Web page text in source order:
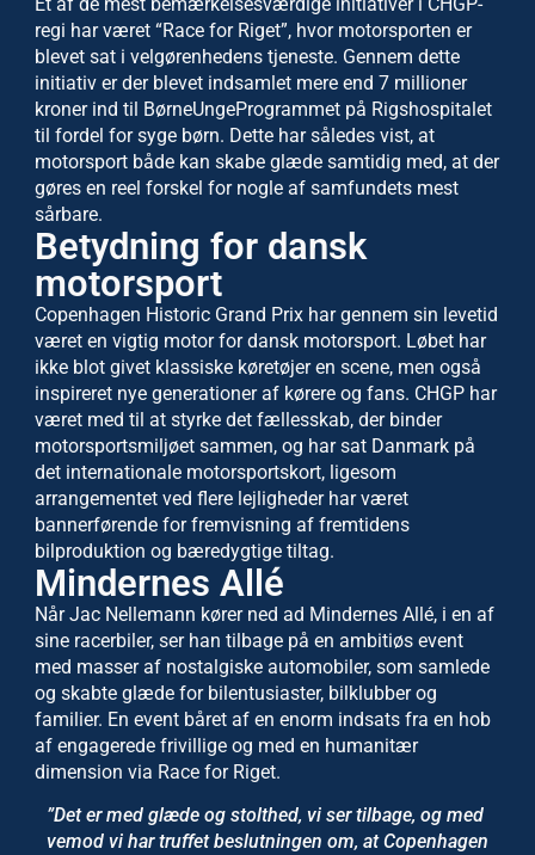
regi har været “Race for Riget”, hvor motorsporten er
blevet sat i velgørenhedens tjeneste. Gennem dette
initiativ er der blevet indsamlet mere end 7 millioner
kroner ind til BørneUngeProgrammet på Rigshospitalet
til fordel for syge børn. Dette har således vist, at
motorsport både kan skabe glæde samtidig med, at der
gøres en reel forskel for nogle af samfundets mest
sårbare.
Betydning for dansk
motorsport
Copenhagen Historic Grand Prix har gennem sin levetid
været en vigtig motor for dansk motorsport. Løbet har
ikke blot givet klassiske køretøjer en scene, men også
inspireret nye generationer af kørere og fans. CHGP har
været med til at styrke det fællesskab, der binder
motorsportsmiljøet sammen, og har sat Danmark på
det internationale motorsportskort, ligesom
arrangementet ved flere lejligheder har været
bannerførende for fremvisning af fremtidens
bilproduktion og bæredygtige tiltag.
Mindernes Allé
Når Jac Nellemann kører ned ad Mindernes Allé, i en af
sine racerbiler, ser han tilbage på en ambitiøs event
med masser af nostalgiske automobiler, som samlede
og skabte glæde for bilentusiaster, bilklubber og
familier. En event båret af en enorm indsats fra en hob
af engagerede frivillige og med en humanitær
dimension via Race for Riget.
”Det er med glæde og stolthed, vi ser tilbage, og med
vemod vi har truffet beslutningen om, at Copenhagen